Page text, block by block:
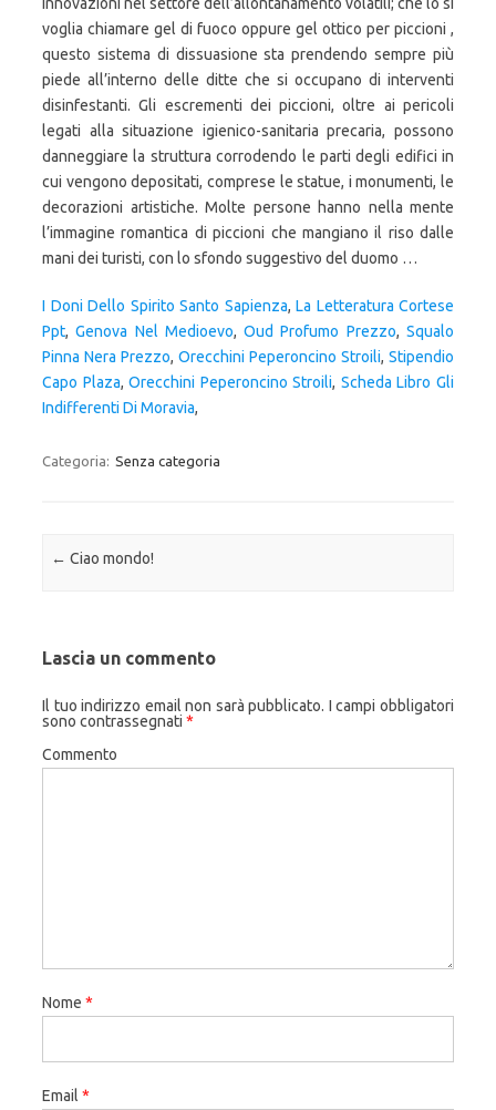
I Doni Dello Spirito Santo Sapienza, La Letteratura Cortese
Ppt,Genova Nel Medioevo,Oud Profumo Prezzo,Squalo
Pinna Nera Prezzo, Orecchini Peperoncino Stroili, Stipendio
Capo Plaza,Orecchini Peperoncino Stroili, Scheda Libro Gli
Indifferenti Di Moravia,
Categoria: Senza categoria
Navigazione articolo
← Ciao mondo!
Lascia un commento
Il tuo indirizzo email non sarà pubblicato. I campi obbligatori
sono contrassegnati *
Commento
Nome *
Email *